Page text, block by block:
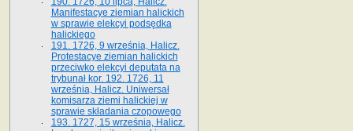
Manifestacye ziemian halickich
w sprawie elekcyi podsędka
halickiego
191. 1726, 9 września, Halicz.
Protestacye ziemian halickich
przeciwko elekcyi deputata na
trybunał kor. 192. 1726, 11
września, Halicz. Uniwersał
komisarza ziemi halickiej w
sprawie składania czopowego
193. 1727, 15 września, Halicz.